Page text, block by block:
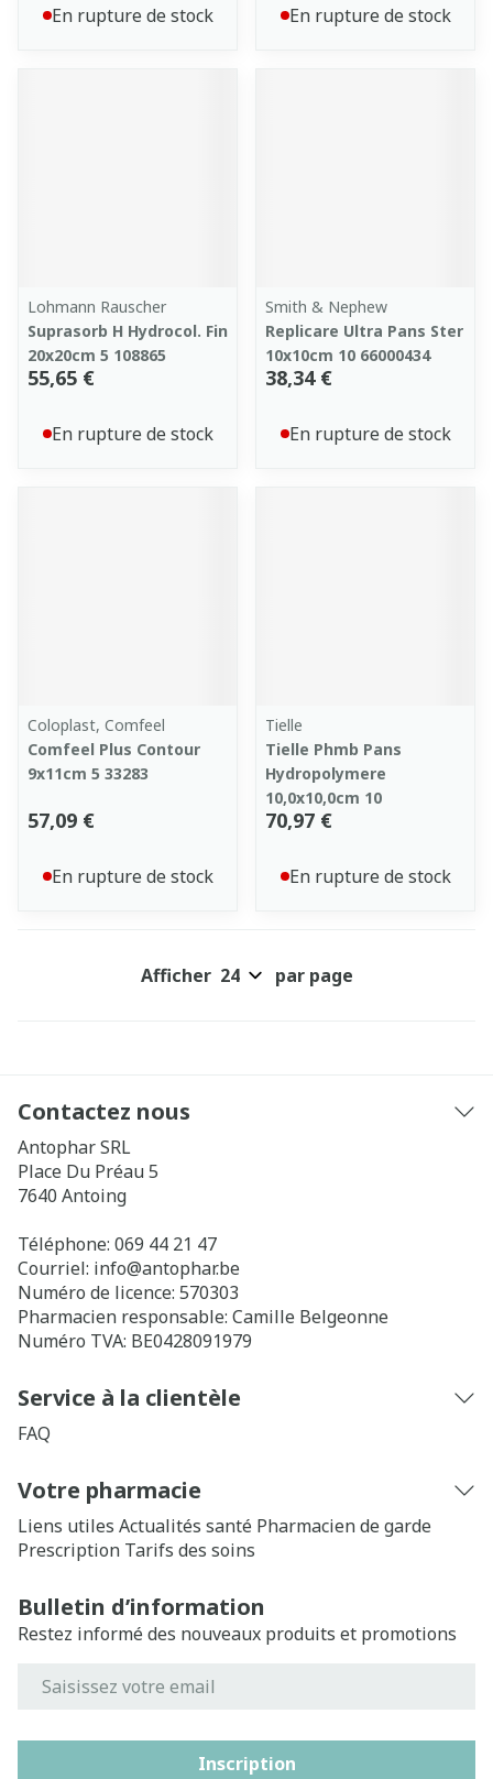
En rupture de stock En rupture de stock
Lohmann Rauscher
Suprasorb H Hydrocol. Fin
20x20cm 5 108865
55,65 €
En rupture de stock
Smith & Nephew
Replicare Ultra Pans Ster
10x10cm 10 66000434
38,34 €
En rupture de stock
Coloplast, Comfeel
Comfeel Plus Contour
9x11cm 5 33283
57,09 €
En rupture de stock
Tielle
Tielle Phmb Pans
Hydropolymere
10,0x10,0cm 10
70,97 €
En rupture de stock
Afficher par page
Contactez nous
Antophar SRL
Place Du Préau 5
7640 Antoing
Téléphone: 069 44 21 47
Courriel: info@antophar.be
Numéro de licence: 570303
Pharmacien responsable: Camille Belgeonne
Numéro TVA: BE0428091979
Service à la clientèle
FAQ
Votre pharmacie
Liens utiles Actualités santé Pharmacien de garde
Prescription Tarifs des soins
Bulletin d’information
Restez informé des nouveaux produits et promotions
Inscription